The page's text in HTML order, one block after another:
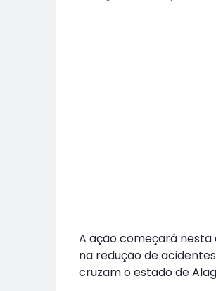
A ação começará nesta
na redução de
cruzam o estado de